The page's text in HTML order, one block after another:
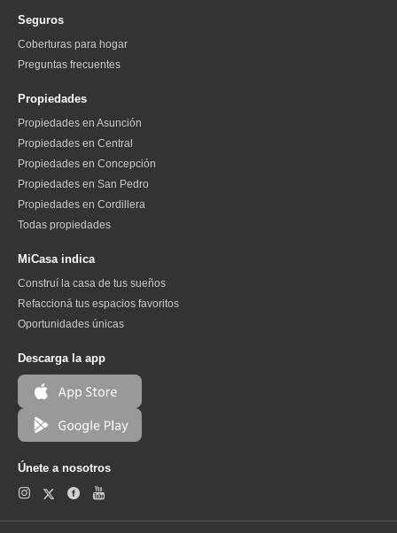
Seguros
Coberturas para hogar
Preguntas frecuentes
Propiedades
Propiedades en Asunción
Propiedades en Central
Propiedades en Concepción
Propiedades en San Pedro
Propiedades en Cordillera
Todas propiedades
MiCasa indica
Construí la casa de tus sueños
Refaccioná tus espacios favoritos
Oportunidades únicas
Descarga la app
Únete a nosotros